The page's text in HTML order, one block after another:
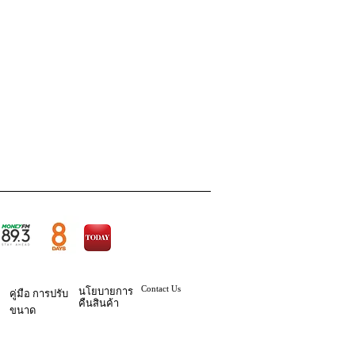
คู่มือ การปรับ
ขนาด
นโยบายการ
คืนสินค้า
Contact Us